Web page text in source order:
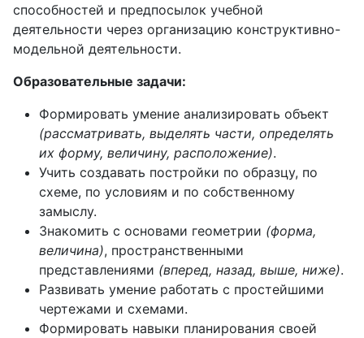
способностей и предпосылок учебной
деятельности через организацию конструктивно-
модельной деятельности.
Образовательные задачи:
Формировать умение анализировать объект
(рассматривать, выделять части, определять
их форму, величину, расположение).
Учить создавать постройки по образцу, по
схеме, по условиям и по собственному
замыслу.
Знакомить с основами геометрии (форма,
величина), пространственными
представлениями (вперед, назад, выше, ниже).
Развивать умение работать с простейшими
чертежами и схемами.
Формировать навыки планирования своей